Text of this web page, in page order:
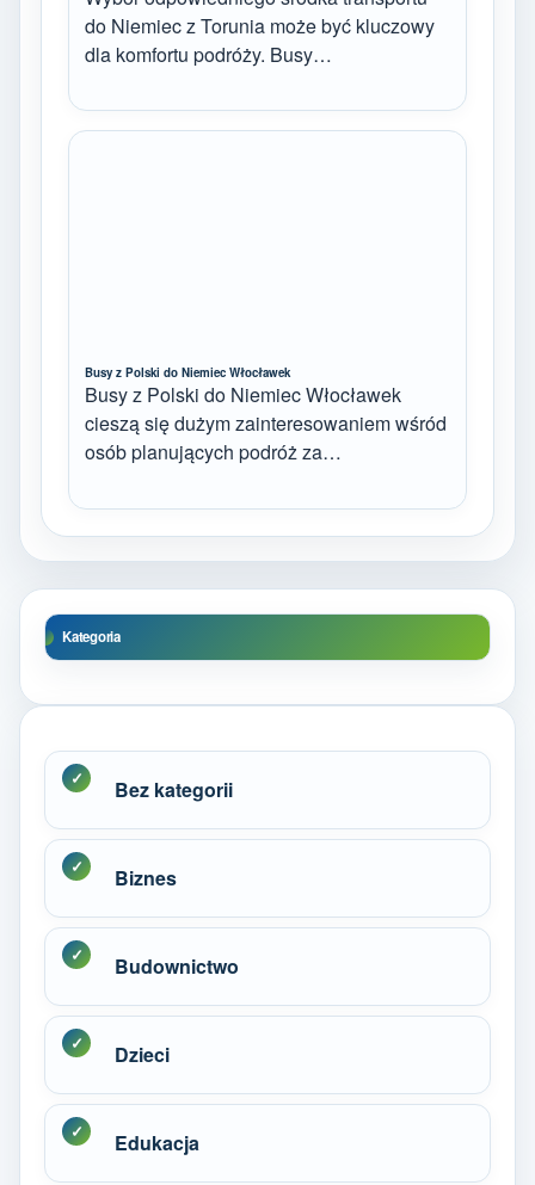
do Niemiec z Torunia może być kluczowy
dla komfortu podróży. Busy…
Busy z Polski do Niemiec Włocławek
Busy z Polski do Niemiec Włocławek
cieszą się dużym zainteresowaniem wśród
osób planujących podróż za…
Kategoria
Bez kategorii
Biznes
Budownictwo
Dzieci
Edukacja